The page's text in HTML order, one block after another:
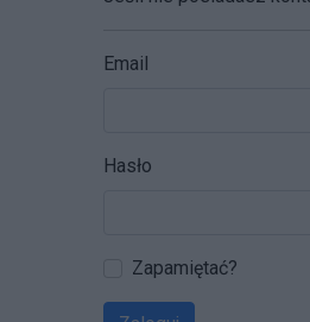
Email
Hasło
Zapamiętać?